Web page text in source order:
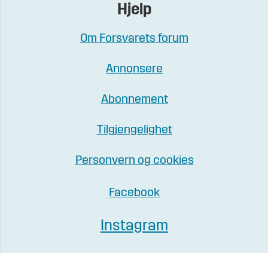
Hjelp
Om Forsvarets forum
Annonsere
Abonnement
Tilgjengelighet
Personvern og cookies
Facebook
Instagram